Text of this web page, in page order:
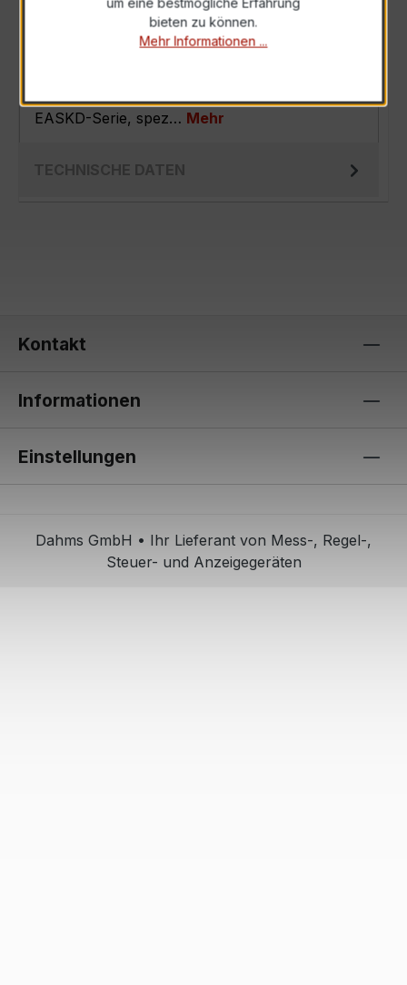
Der EASKD 21.3 3x150/5A 5VA Kl.0,5s ist ein
Verrechnungsstromwandler der bewährten
EASKD-Serie, spez… Mehr
TECHNISCHE DATEN
Kontakt
Informationen
Einstellungen
Dahms GmbH • Ihr Lieferant von Mess-, Regel-,
Steuer- und Anzeigegeräten
um eine bestmögliche Erfahrung
bieten zu können.
Mehr Informationen ...